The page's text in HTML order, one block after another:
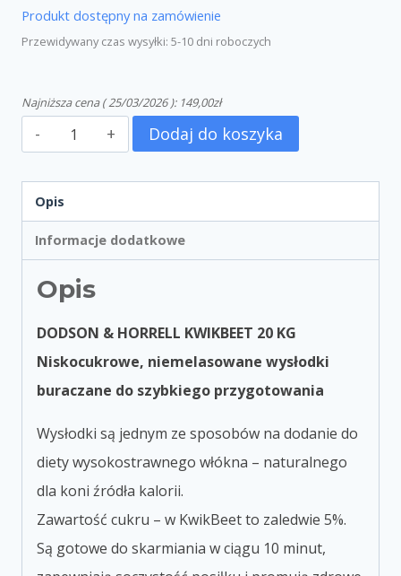
Produkt dostępny na zamówienie
Przewidywany czas wysyłki: 5-10 dni roboczych
Najniższa cena (25/03/2026): 149,00zł
Dodaj do koszyka
Opis
Informacje dodatkowe
Opis
DODSON & HORRELL KWIKBEET 20 KG
Niskocukrowe, niemelasowane wysłodki
buraczane do szybkiego przygotowania
Wysłodki są jednym ze sposobów na dodanie do
diety wysokostrawnego włókna – naturalnego
dla koni źródła kalorii.
Zawartość cukru – w KwikBeet to zaledwie 5%.
Są gotowe do skarmiania w ciągu 10 minut,